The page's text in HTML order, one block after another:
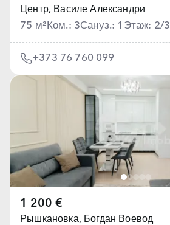
Центр, Василе Александри
75 м² Ком.: 3Сануз.: 1 Этаж: 2/3
+373 76 760 099
1 200 €
Рышкановка, Богдан Воевод